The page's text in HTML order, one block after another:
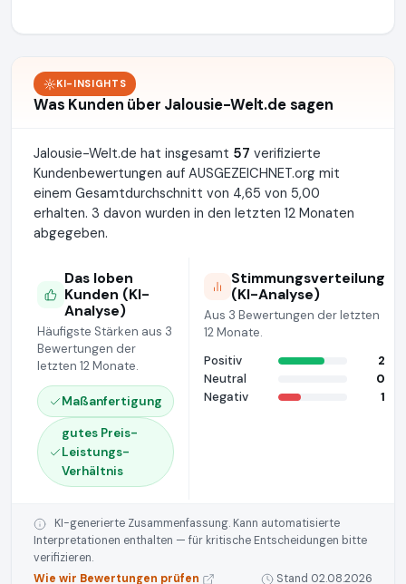
KI-INSIGHTS
Was Kunden über Jalousie-Welt.de sagen
Jalousie-Welt.de hat insgesamt 57 verifizierte
Kundenbewertungen auf AUSGEZEICHNET.org mit
einem Gesamtdurchschnitt von 4,65 von 5,00
erhalten. 3 davon wurden in den letzten 12 Monaten
abgegeben.
Das loben
Kunden (KI-
Analyse)
Häufigste Stärken aus 3
Bewertungen der
letzten 12 Monate.
Maßanfertigung
gutes Preis-
Leistungs-
Verhältnis
Stimmungsverteilung
(KI-Analyse)
Aus 3 Bewertungen der letzten
12 Monate.
Positiv
2
Neutral
0
Negativ
1
KI-generierte Zusammenfassung. Kann automatisierte
Interpretationen enthalten — für kritische Entscheidungen bitte
verifizieren.
Wie wir Bewertungen prüfen
Stand 02.08.2026